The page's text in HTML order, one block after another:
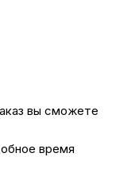
вы сможете
время